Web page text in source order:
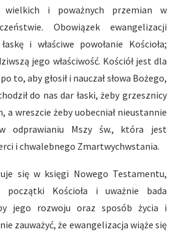
i poważnych przemian w
Obowiązek ewangelizacji
i właściwe powołanie Kościoła;
jego właściwość. Kościół jest dla
to, aby głosił i nauczał słowa Bożego,
do nas dar łaski, żeby grzesznicy
a wreszcie żeby uobecniał nieustannie
odprawianiu Mszy św., która jest
i chwalebnego Zmartwychwstania.
się w księgi Nowego Testamentu,
początki Kościoła i uważnie bada
jego rozwoju oraz sposób życia i
zauważyć, że ewangelizacja wiąże się